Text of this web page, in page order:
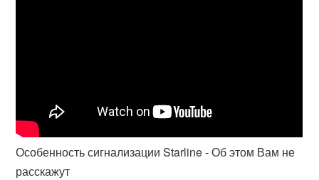
Особенность сигнализации Starline - Об этом Вам не
расскажут